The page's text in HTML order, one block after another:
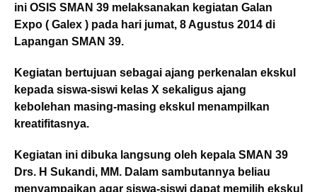
ini OSIS SMAN 39 melaksanakan kegiatan Galan
Expo ( Galex ) pada hari jumat, 8 Agustus 2014 di
Lapangan SMAN 39.
Kegiatan bertujuan sebagai ajang perkenalan ekskul
kepada siswa-siswi kelas X sekaligus ajang
kebolehan masing-masing ekskul menampilkan
kreatifitasnya.
Kegiatan ini dibuka langsung oleh kepala SMAN 39
Drs. H Sukandi, MM. Dalam sambutannya beliau
menyampaikan agar siswa-siswi dapat memilih ekskul